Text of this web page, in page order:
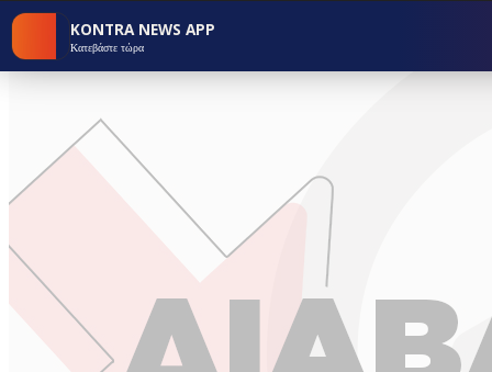
KONTRA NEWS APP
Κατεβάστε τώρα